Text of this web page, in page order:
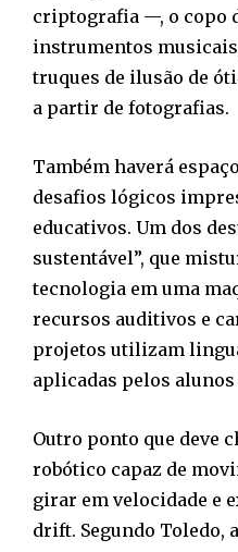
criptografia —, o copo
instrumentos
truques de ilusão de
a partir de fotografias.
Também haverá
desafios lógicos
educativos. Um dos
sustentável”, que
tecnologia em uma
recursos auditivos e
projetos utilizam
aplicadas pelos alunos
Outro ponto que deve
robótico capaz de
girar em velocidade e
drift. Segundo Toledo,